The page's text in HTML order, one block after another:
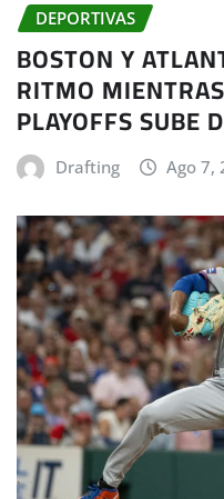
DEPORTIVAS
BOSTON Y
RITMO
PLAYOFFS SUBE
Drafting Ago 7,